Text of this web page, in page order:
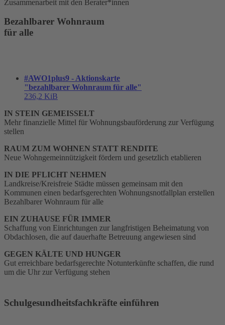
Zusammenarbeit mit den Berater*innen
Bezahlbarer Wohnraum
für alle
#AWO1plus9 - Aktionskarte
"bezahlbarer Wohnraum für alle"
236,2 KiB
IN STEIN GEMEISSELT
Mehr finanzielle Mittel für Wohnungsbauförderung zur Verfügung
stellen
RAUM ZUM WOHNEN STATT RENDITE
Neue Wohngemeinnützigkeit fördern und gesetzlich etablieren
IN DIE PFLICHT NEHMEN
Landkreise/Kreisfreie Städte müssen gemeinsam mit den
Kommunen einen bedarfsgerechten Wohnungsnotfallplan erstellen
Bezahlbarer Wohnraum für alle
EIN ZUHAUSE FÜR IMMER
Schaffung von Einrichtungen zur langfristigen Beheimatung von
Obdachlosen, die auf dauerhafte Betreuung angewiesen sind
GEGEN KÄLTE UND HUNGER
Gut erreichbare bedarfsgerechte Notunterkünfte schaffen, die rund
um die Uhr zur Verfügung stehen
Schulgesundheitsfachkräfte einführen